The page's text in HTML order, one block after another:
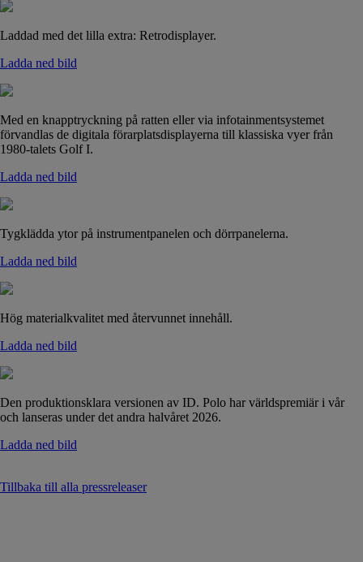
Laddad med det lilla extra: Retrodisplayer.
Ladda ned bild
Med en knapptryckning på ratten eller via infotainmentsystemet
förvandlas de digitala förarplatsdisplayerna till klassiska vyer från
1980-talets Golf I.
Ladda ned bild
Tygklädda ytor på instrumentpanelen och dörrpanelerna.
Ladda ned bild
Hög materialkvalitet med återvunnet innehåll.
Ladda ned bild
Den produktionsklara versionen av ID. Polo har världspremiär i vår
och lanseras under det andra halvåret 2026.
Ladda ned bild
Tillbaka till alla pressreleaser